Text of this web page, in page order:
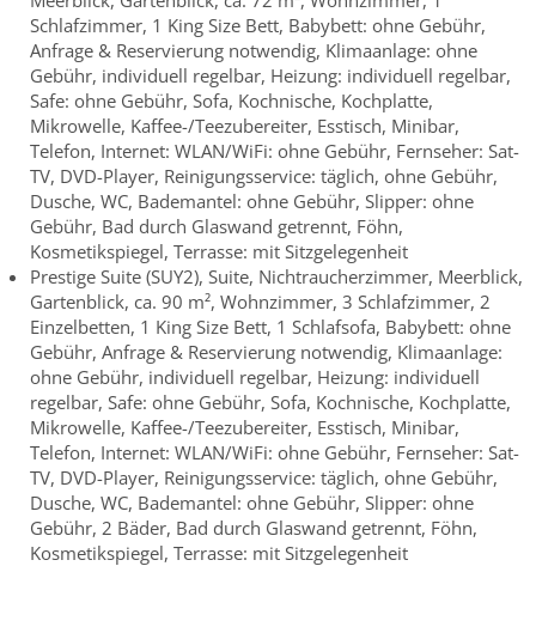
Schlafzimmer, 1 King Size Bett, Babybett: ohne Gebühr,
Anfrage & Reservierung notwendig, Klimaanlage: ohne
Gebühr, individuell regelbar, Heizung: individuell regelbar,
Safe: ohne Gebühr, Sofa, Kochnische, Kochplatte,
Mikrowelle, Kaffee-/Teezubereiter, Esstisch, Minibar,
Telefon, Internet: WLAN/WiFi: ohne Gebühr, Fernseher: Sat-
TV, DVD-Player, Reinigungsservice: täglich, ohne Gebühr,
Dusche, WC, Bademantel: ohne Gebühr, Slipper: ohne
Gebühr, Bad durch Glaswand getrennt, Föhn,
Kosmetikspiegel, Terrasse: mit Sitzgelegenheit
Prestige Suite (SUY2), Suite, Nichtraucherzimmer, Meerblick,
Gartenblick, ca. 90 m², Wohnzimmer, 3 Schlafzimmer, 2
Einzelbetten, 1 King Size Bett, 1 Schlafsofa, Babybett: ohne
Gebühr, Anfrage & Reservierung notwendig, Klimaanlage:
ohne Gebühr, individuell regelbar, Heizung: individuell
regelbar, Safe: ohne Gebühr, Sofa, Kochnische, Kochplatte,
Mikrowelle, Kaffee-/Teezubereiter, Esstisch, Minibar,
Telefon, Internet: WLAN/WiFi: ohne Gebühr, Fernseher: Sat-
TV, DVD-Player, Reinigungsservice: täglich, ohne Gebühr,
Dusche, WC, Bademantel: ohne Gebühr, Slipper: ohne
Gebühr, 2 Bäder, Bad durch Glaswand getrennt, Föhn,
Kosmetikspiegel, Terrasse: mit Sitzgelegenheit